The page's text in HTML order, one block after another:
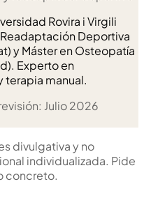
Rovira i Virgili
Deportiva
y Máster en Osteopatía
Experto en
terapia manual.
Julio 2026
divulgativa y no
individualizada. Pide
concreto.